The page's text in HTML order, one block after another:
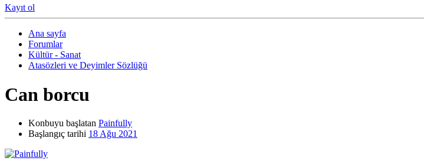
Kayıt ol
Ana sayfa
Forumlar
Kültür - Sanat
Atasözleri ve Deyimler Sözlüğü
Can borcu
Konbuyu başlatan Painfully
Başlangıç tarihi 18 Ağu 2021